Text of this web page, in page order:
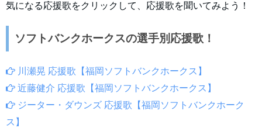
気になる応援歌をクリックして、応援歌を聞いてみよう！
ソフトバンクホークスの選手別応援歌！
川瀬晃 応援歌【福岡ソフトバンクホークス】
近藤健介 応援歌【福岡ソフトバンクホークス】
ジーター・ダウンズ 応援歌【福岡ソフトバンクホーク
ス】